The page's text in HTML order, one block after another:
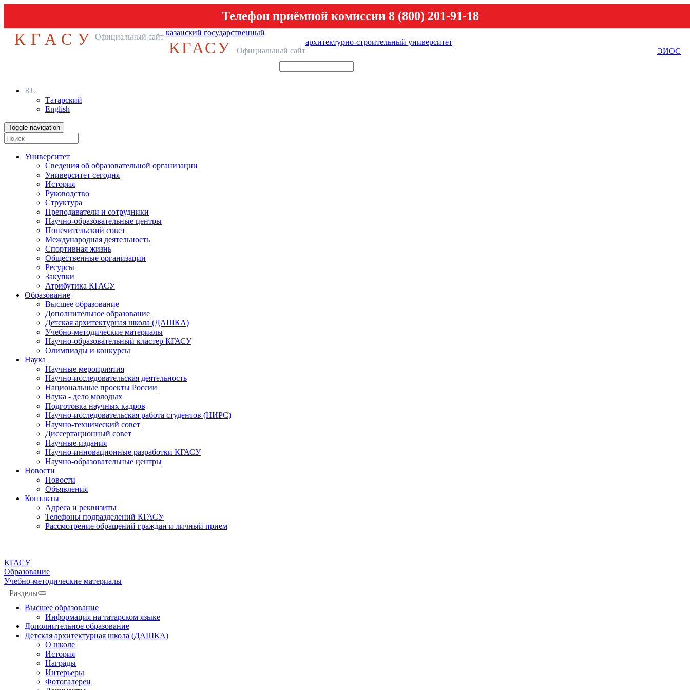
Телефон приёмной комиссии 8 (800) 201-91-18
КГАСУ Официальный сайт казанский государственный
архитектурно-строительный университет
КГАСУ Официальный сайт ЭИОС
RU
Татарский
English
Toggle navigation
Университет
Сведения об образовательной организации
Университет сегодня
История
Руководство
Структура
Преподаватели и сотрудники
Научно-образовательные центры
Попечительский совет
Международная деятельность
Спортивная жизнь
Общественные организации
Ресурсы
Закупки
Атрибутика КГАСУ
Образование
Высшее образование
Дополнительное образование
Детская архитектурная школа (ДАШКА)
Учебно-методические материалы
Научно-образовательный кластер КГАСУ
Олимпиады и конкурсы
Наука
Научные мероприятия
Научно-исследовательская деятельность
Национальные проекты России
Наука - дело молодых
Подготовка научных кадров
Научно-исследовательская работа студентов (НИРС)
Научно-технический совет
Диссертационный совет
Научные издания
Научно-инновационные разработки КГАСУ
Научно-образовательные центры
Новости
Новости
Объявления
Контакты
Адреса и реквизиты
Телефоны подразделений КГАСУ
Рассмотрение обращений граждан и личный прием
КГАСУ
Образование
Учебно-методические материалы
Разделы
Высшее образование
Информация на татарском языке
Дополнительное образование
Детская архитектурная школа (ДАШКА)
О школе
История
Награды
Интерьеры
Фотогалереи